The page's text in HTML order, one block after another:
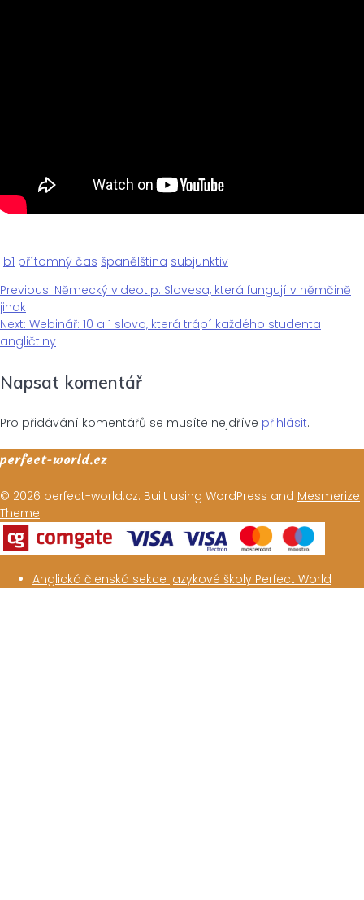
b1 přítomný čas španělština subjunktiv
Navigace
pro
příspěvek
Previous: Previous
Německý videotip: Slovesa, která fungují v němčině
jinak
Next: Next
post:
Webinář: 10 a 1 slovo, která trápí každého studenta
angličtiny
Napsat komentář
Pro přidávání komentářů se musíte nejdříve přihlásit.
perfect-world.cz
© 2026 perfect-world.cz. Built using WordPress and Mesmerize
Theme.
Anglická členská sekce jazykové školy Perfect World